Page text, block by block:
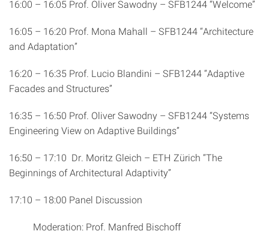
16:00 – 16:05 Prof. Oliver Sawodny – SFB1244 “Welcome”
16:05 – 16:20 Prof. Mona Mahall – SFB1244 “Architecture
and Adaptation”
16:20 – 16:35 Prof. Lucio Blandini – SFB1244 “Adaptive
Facades and Structures”
16:35 – 16:50 Prof. Oliver Sawodny – SFB1244 “Systems
Engineering View on Adaptive Buildings”
16:50 – 17:10 Dr. Moritz Gleich – ETH Zürich “The
Beginnings of Architectural Adaptivity”
17:10 – 18:00 Panel Discussion
Moderation: Prof. Manfred Bischoff